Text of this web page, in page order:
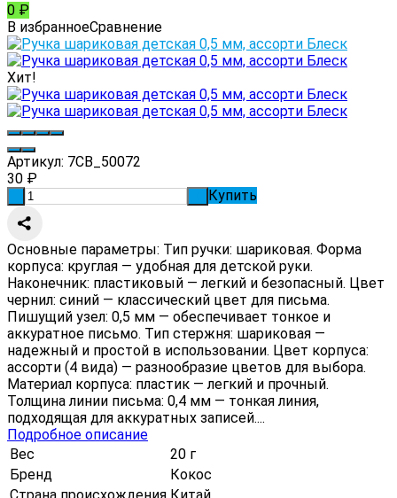
0 ₽
В избранноеСравнение
Хит!
Артикул: 7CB_50072
30 ₽
Купить
Основные параметры: Тип ручки: шариковая. Форма
корпуса: круглая — удобная для детской руки.
Наконечник: пластиковый — легкий и безопасный. Цвет
чернил: синий — классический цвет для письма.
Пишущий узел: 0,5 мм — обеспечивает тонкое и
аккуратное письмо. Тип стержня: шариковая —
надежный и простой в использовании. Цвет корпуса:
ассорти (4 вида) — разнообразие цветов для выбора.
Материал корпуса: пластик — легкий и прочный.
Толщина линии письма: 0,4 мм — тонкая линия,
подходящая для аккуратных записей....
Подробное описание
Вес
20 г
Бренд
Кокос